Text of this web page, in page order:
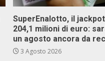
SuperEnalotto, il
204,1 milioni di euro:
un agosto ancora da
3 Agosto 2026